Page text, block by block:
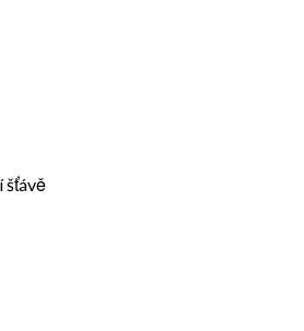
šťávě